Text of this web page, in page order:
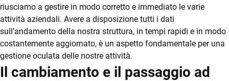
riusciamo a gestire in modo corretto e immediato le varie
attività aziendali. Avere a disposizione tutti i dati
sull’andamento della nostra struttura, in tempi rapidi e in modo
costantemente aggiornato, è un aspetto fondamentale per una
gestione oculata delle nostre attività.
Il cambiamento e il passaggio ad